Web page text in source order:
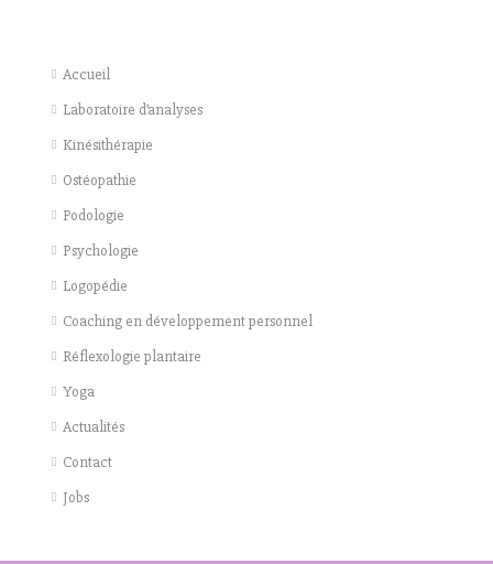
Accueil
Laboratoire d’analyses
Kinésithérapie
Ostéopathie
Podologie
Psychologie
Logopédie
Coaching en développement personnel
Réflexologie plantaire
Yoga
Actualités
Contact
Jobs